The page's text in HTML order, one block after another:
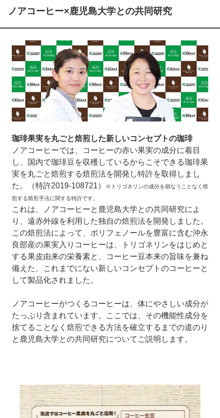
ノアコーヒー×鹿児島大学との共同研究
珈琲果実を丸ごと焙煎した新しいコンセプトの珈琲
ノアコーヒーでは、コーヒーの赤い果実の成分に着目
し、国内で珈琲豆を収穫しているからこそできる珈琲果
実を丸ごと焙煎する焙煎法を開発し特許を取得しまし
た。（特許2019-108721）
※トリゴネリンの成分を損なうことなく焙
煎する焙煎手法に関する特許です。
これは、ノアコーヒーと鹿児島大学との共同研究によ
り、遠赤外線を利用した独自の焙煎法を開発しました。
この焙煎法によって、ポリフェノールを豊富に含む沖永
良部産の果実入りコーヒーは、トリゴネリンをはじめと
する果皮由来の栄養素と、コーヒー豆本来の旨味を兼ね
備えた、これまでにない新しいコンセプトのコーヒーと
して製品化されました。
ノアコーヒーがつくるコーヒーは、体にやさしい成分が
たっぷり含まれています。ここでは、その機能性成分を
捨てることなく焙煎できる方法を確立するまでの道のり
と鹿児島大学との共同研究についてご説明します。